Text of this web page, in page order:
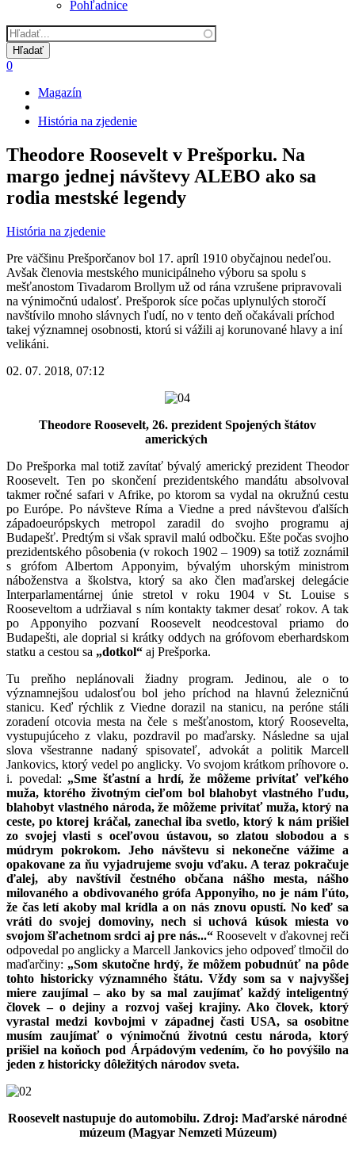
Pohľadnice
0
Omrvinka
Magazín
História na zjedenie
Theodore Roosevelt v Prešporku. Na
margo jednej návštevy ALEBO ako sa
rodia mestské legendy
História na zjedenie
Pre väčšinu Prešporčanov bol 17. apríl 1910 obyčajnou nedeľou.
Avšak členovia mestského municipálneho výboru sa spolu s
mešťanostom Tivadarom Brollym už od rána vzrušene pripravovali
na výnimočnú udalosť. Prešporok síce počas uplynulých storočí
navštívilo mnoho slávnych ľudí, no v tento deň očakávali príchod
takej významnej osobnosti, ktorú si vážili aj korunované hlavy a iní
velikáni.
02. 07. 2018, 07:12
Theodore Roosevelt, 26. prezident Spojených štátov
amerických
Do Prešporka mal totiž zavítať bývalý americký prezident Theodor
Roosevelt. Ten po skončení prezidentského mandátu absolvoval
takmer ročné safari v Afrike, po ktorom sa vydal na okružnú cestu
po Európe. Po návšteve Ríma a Viedne a pred návštevou ďalších
západoeurópskych metropol zaradil do svojho programu aj
Budapešť. Predtým si však spravil malú odbočku. Ešte počas svojho
prezidentského pôsobenia (v rokoch 1902 – 1909) sa totiž zoznámil
s grófom Albertom Apponyim, bývalým uhorským ministrom
náboženstva a školstva, ktorý sa ako člen maďarskej delegácie
Interparlamentárnej únie stretol v roku 1904 v St. Louise s
Rooseveltom a udržiaval s ním kontakty takmer desať rokov. A tak
po Apponyiho pozvaní Roosevelt neodcestoval priamo do
Budapešti, ale doprial si krátky oddych na grófovom eberhardskom
statku a cestou sa „dotkol“ aj Prešporka.
Tu preňho neplánovali žiadny program. Jedinou, ale o to
významnejšou udalosťou bol jeho príchod na hlavnú železničnú
stanicu. Keď rýchlik z Viedne dorazil na stanicu, na peróne stáli
zoradení otcovia mesta na čele s mešťanostom, ktorý Roosevelta,
vystupujúceho z vlaku, pozdravil po maďarsky. Následne sa ujal
slova všestranne nadaný spisovateľ, advokát a politik Marcell
Jankovics, ktorý vedel po anglicky. Vo svojom krátkom príhovore o.
i. povedal: „Sme šťastní a hrdí, že môžeme privítať veľkého
muža, ktorého životným cieľom bol blahobyt vlastného ľudu,
blahobyt vlastného národa, že môžeme privítať muža, ktorý na
ceste, po ktorej kráčal, zanechal iba svetlo, ktorý k nám prišiel
zo svojej vlasti s oceľovou ústavou, so zlatou slobodou a s
múdrym pokrokom. Jeho návštevu si nekonečne vážime a
opakovane za ňu vyjadrujeme svoju vďaku. A teraz pokračuje
ďalej, aby navštívil čestného občana nášho mesta, nášho
milovaného a obdivovaného grófa Apponyiho, no je nám ľúto,
že čas letí akoby mal krídla a on nás znovu opustí. No keď sa
vráti do svojej domoviny, nech si uchová kúsok miesta vo
svojom šľachetnom srdci aj pre nás...“ Roosevelt v ďakovnej reči
odpovedal po anglicky a Marcell Jankovics jeho odpoveď tlmočil do
maďarčiny: „Som skutočne hrdý, že môžem pobudnúť na pôde
tohto historicky významného štátu. Vždy som sa v najvyššej
miere zaujímal – ako by sa mal zaujímať každý inteligentný
človek – o dejiny a rozvoj vašej krajiny. Ako človek, ktorý
vyrastal medzi kovbojmi v západnej časti USA, sa osobitne
musím zaujímať o výnimočnú životnú cestu národa, ktorý
prišiel na koňoch pod Árpádovým vedením, čo ho povýšilo na
jeden z historicky dôležitých národov sveta.
Roosevelt nastupuje do automobilu. Zdroj: Maďarské národné
múzeum (Magyar Nemzeti Múzeum)